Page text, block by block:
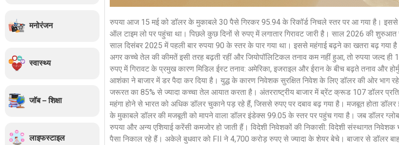
मनोरंजन
स्वास्थ्य
जॉब – शिक्षा
लाइफस्टाइल
रुपया आज 15 मई को डॉलर के मुकाबले 30 पैसे गिरकर 95.94 के रिकॉर्ड निचले स्तर पर आ गया है।
ऑल टाइम लो पर पहुंचा था। पिछले कुछ दिनों से रुपए में लगातार गिरावट जारी है। साल 2026 की शुरुआत
साल दिसंबर 2025 में पहली बार रुपया 90 के स्तर के पार गया था। इससे महंगाई बढ़ने का खतरा बढ़ गया
अगर कच्चे तेल की कीमतें इसी तरह बढ़ती रहीं और जियोपॉलिटिकल तनाव कम नहीं हुआ, तो रुपया जल्द
रुपए में गिरावट के प्रमुख कारण मिडिल ईस्ट तनाव: अमेरिका, इजराइल और ईरान के बीच बढ़ते तनाव और
आशंका ने बाजार में डर पैदा कर दिया है। युद्ध के कारण निवेशक सुरक्षित निवेश के लिए डॉलर की ओर भाग
जरूरत का 85% से ज्यादा कच्चा तेल आयात करता है। अंतरराष्ट्रीय बाजार में ब्रेंट क्रूड 107 डॉलर
महंगा होने से भारत को अधिक डॉलर चुकाने पड़ रहे हैं, जिससे रुपए पर दबाव बढ़ गया है। मजबूत होता
के मुकाबले डॉलर की मजबूती को मापने वाला डॉलर इंडेक्स 99.05 के स्तर पर पहुंच गया है। जब डॉलर
रुपया और अन्य एशियाई करेंसी कमजोर हो जाती हैं। विदेशी निवेशकों की निकासी: विदेशी संस्थागत निवेशक
पैसा निकाल रहे हैं। अकेले बुधवार को FII ने 4,700 करोड़ रुपए से ज्यादा के शेयर बेचे। बाजार से डॉलर